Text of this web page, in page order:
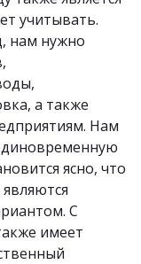
учитывать.
нам нужно
а также
Нам
ясно, что
С
имеет